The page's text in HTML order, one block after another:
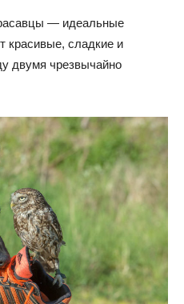
— идеальные
красивые, сладкие и
двумя чрезвычайно